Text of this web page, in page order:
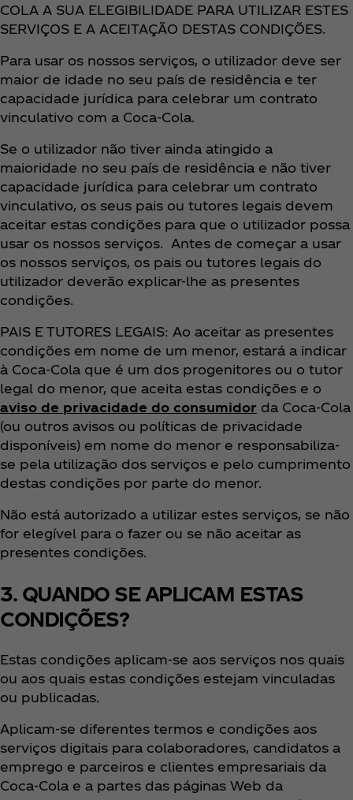
COLA A SUA ELEGIBILIDADE PARA UTILIZAR ESTES
SERVIÇOS E A ACEITAÇÃO DESTAS CONDIÇÕES.
Para usar os nossos serviços, o utilizador deve ser
maior de idade no seu país de residência e ter
capacidade jurídica para celebrar um contrato
vinculativo com a Coca‑Cola.
Se o utilizador não tiver ainda atingido a
maioridade no seu país de residência e não tiver
capacidade jurídica para celebrar um contrato
vinculativo, os seus pais ou tutores legais devem
aceitar estas condições para que o utilizador possa
usar os nossos serviços. Antes de começar a usar
os nossos serviços, os pais ou tutores legais do
utilizador deverão explicar-lhe as presentes
condições.
PAIS E TUTORES LEGAIS: Ao aceitar as presentes
condições em nome de um menor, estará a indicar
à Coca‑Cola que é um dos progenitores ou o tutor
legal do menor, que aceita estas condições e o
aviso de privacidade do consumidor da Coca‑Cola
(ou outros avisos ou políticas de privacidade
disponíveis) em nome do menor e responsabiliza-
se pela utilização dos serviços e pelo cumprimento
destas condições por parte do menor.
Não está autorizado a utilizar estes serviços, se não
for elegível para o fazer ou se não aceitar as
presentes condições.
3. QUANDO SE APLICAM ESTAS
CONDIÇÕES?
Estas condições aplicam-se aos serviços nos quais
ou aos quais estas condições estejam vinculadas
ou publicadas.
Aplicam-se diferentes termos e condições aos
serviços digitais para colaboradores, candidatos a
emprego e parceiros e clientes empresariais da
Coca‑Cola e a partes das páginas Web da